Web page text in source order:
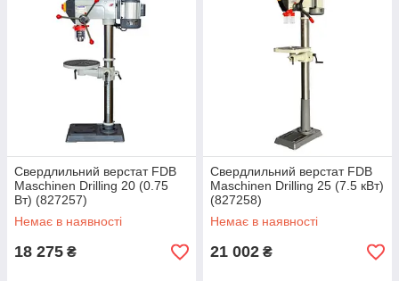
Свердлильний верстат FDB
Maschinen Drilling 20 (0.75
Вт) (827257)
Немає в наявності
18 275 ₴
Свердлильний верстат FDB
Maschinen Drilling 25 (7.5 кВт)
(827258)
Немає в наявності
21 002 ₴